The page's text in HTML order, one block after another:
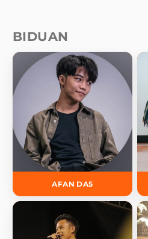
BIDUAN
AFAN DA5